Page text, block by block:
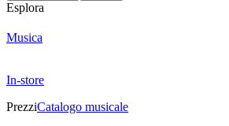
Esplora
Musica
In-store
PrezziCatalogo musicale